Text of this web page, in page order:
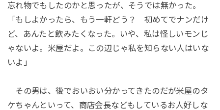
忘れ物でもしたのかと思ったが、そうでは無かった。
「もしよかったら、もう一軒どう？ 初めてでナンだけ
ど、あんたと飲みたくなった。いや、私は怪しいモンじ
ゃないよ。米屋だよ。この辺じゃ私を知らない人はいな
いよ」
その男は、後でおいおい分かってきたのだが米屋のタ
ケちゃんといって、商店会長などもしているお人好しな